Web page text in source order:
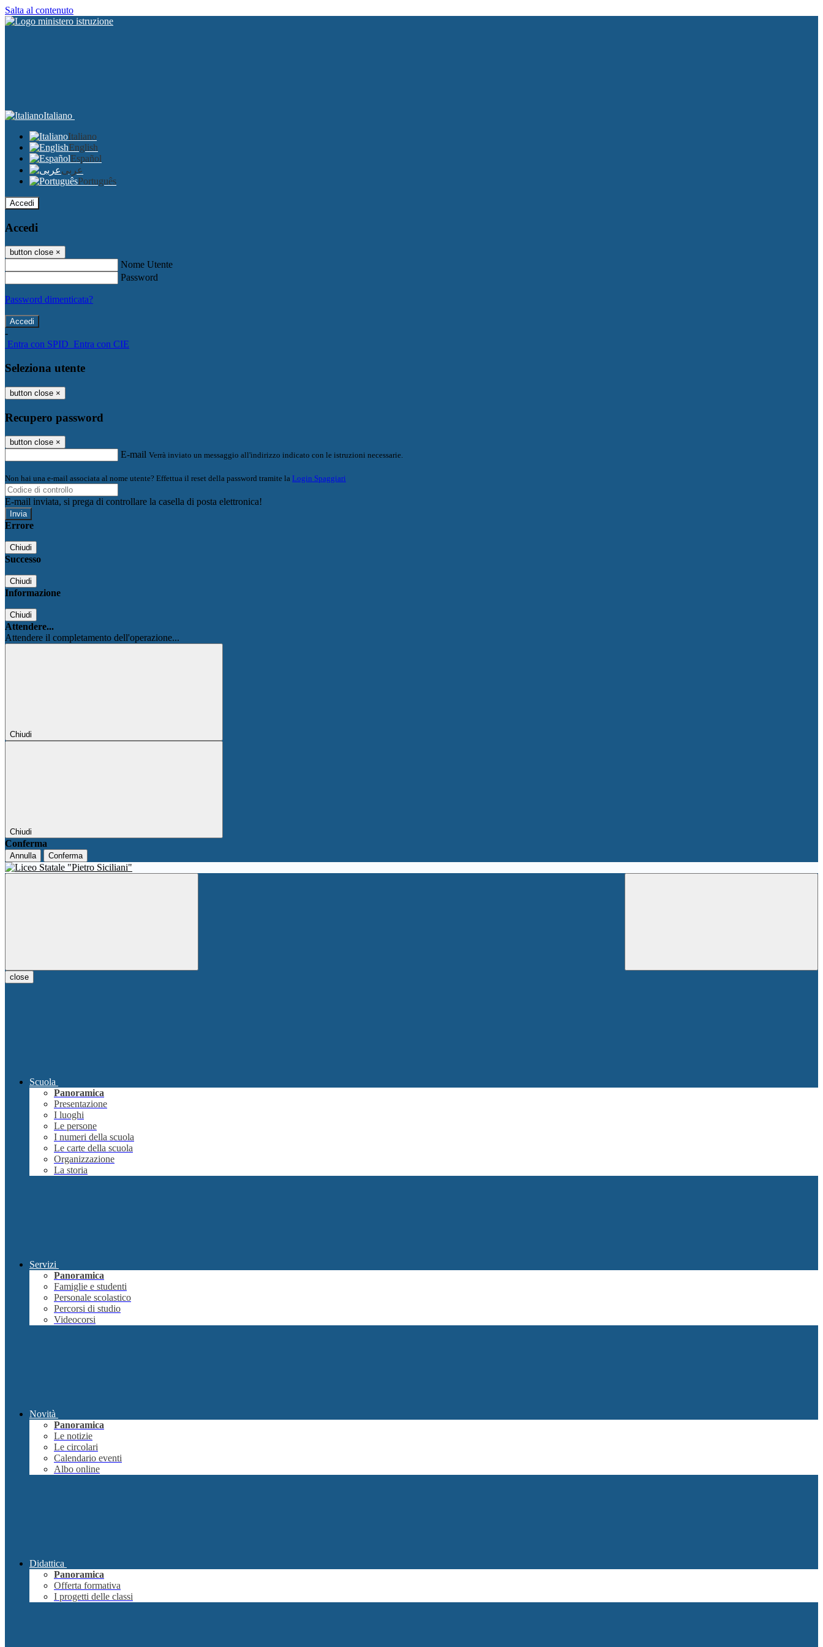
Salta al contenuto
Italiano
Italiano
English
Español
عربى
Português
Accedi
Accedi
button close ×
Nome Utente
Password
Password dimenticata?
-
Entra con SPID Entra con CIE
Seleziona utente
button close ×
Recupero password
button close ×
E-mail Verrà inviato un messaggio all'indirizzo indicato con le istruzioni necessarie.
Non hai una e-mail associata al nome utente? Effettua il reset della password tramite la Login Spaggiari
E-mail inviata, si prega di controllare la casella di posta elettronica!
Errore
Chiudi
Successo
Chiudi
Informazione
Chiudi
Attendere...
Attendere il completamento dell'operazione...
Chiudi
Chiudi
Conferma
Annulla Conferma
close
Scuola
Panoramica
Presentazione
I luoghi
Le persone
I numeri della scuola
Le carte della scuola
Organizzazione
La storia
Servizi
Panoramica
Famiglie e studenti
Personale scolastico
Percorsi di studio
Videocorsi
Novità
Panoramica
Le notizie
Le circolari
Calendario eventi
Albo online
Didattica
Panoramica
Offerta formativa
I progetti delle classi